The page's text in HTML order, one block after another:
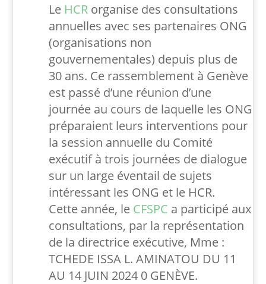
Le HCR organise des consultations
annuelles avec ses partenaires ONG
(organisations non
gouvernementales) depuis plus de
30 ans. Ce rassemblement à Genève
est passé d’une réunion d’une
journée au cours de laquelle les ONG
préparaient leurs interventions pour
la session annuelle du Comité
exécutif à trois journées de dialogue
sur un large éventail de sujets
intéressant les ONG et le HCR.
Cette année, le CFSPC a participé aux
consultations, par la représentation
de la directrice exécutive, Mme :
TCHEDE ISSA L. AMINATOU DU 11
AU 14 JUIN 2024 0 GENÈVE.